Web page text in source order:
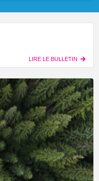
LIRE LE BULLETIN